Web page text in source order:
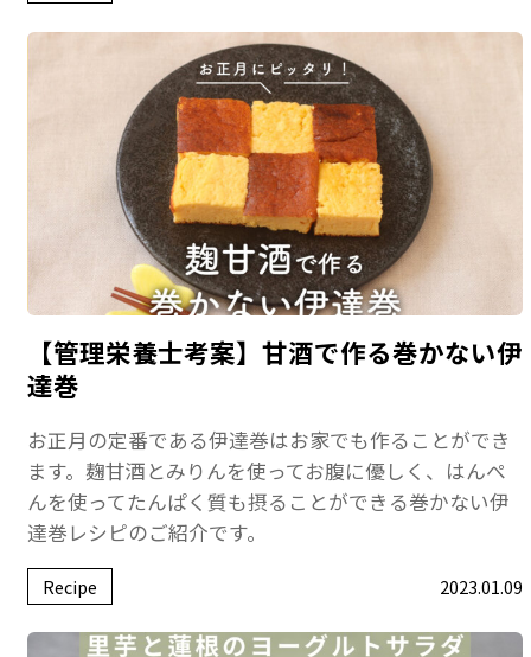
【管理栄養士考案】甘酒で作る巻かない伊
達巻
お正月の定番である伊達巻はお家でも作ることができ
ます。麹甘酒とみりんを使ってお腹に優しく、はんぺ
んを使ってたんぱく質も摂ることができる巻かない伊
達巻レシピのご紹介です。
Recipe 2023.01.09